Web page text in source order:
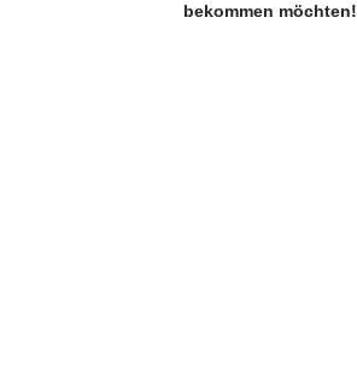
bekommen möchten!